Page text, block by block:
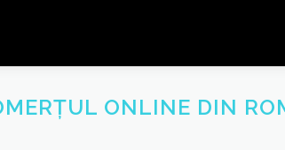
ONLINE DIN